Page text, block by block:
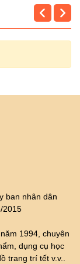
ban nhân dân
2015
1994, chuyên
dụng cụ học
trang trí tết v.v..